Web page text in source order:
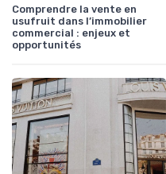
Comprendre la vente en
usufruit dans l’immobilier
commercial : enjeux et
opportunités